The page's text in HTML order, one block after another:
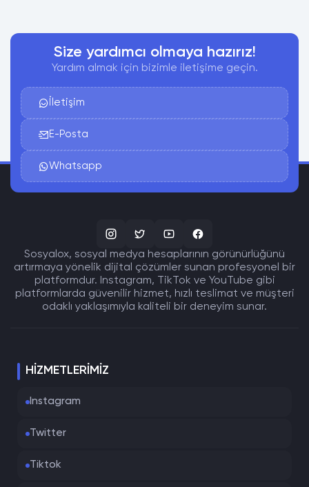
Size yardımcı olmaya hazırız!
Yardım almak için bizimle iletişime geçin.
İletişim
E-Posta
Whatsapp
Sosyalox, sosyal medya hesaplarının görünürlüğünü
artırmaya yönelik dijital çözümler sunan profesyonel bir
platformdur. Instagram, TikTok ve YouTube gibi
platformlarda güvenilir hizmet, hızlı teslimat ve müşteri
odaklı yaklaşımıyla kaliteli bir deneyim sunar.
HIZMETLERIMIZ
Instagram
Twitter
Tiktok